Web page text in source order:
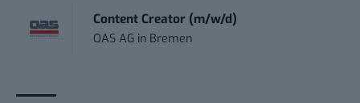
Content Creator (m/w/d)
OAS AG in Bremen